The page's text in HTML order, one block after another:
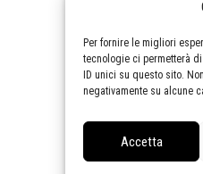
Per fornire le migliori
tecnologie ci permetterà
ID unici su questo sito.
negativamente su alcune
Accetta